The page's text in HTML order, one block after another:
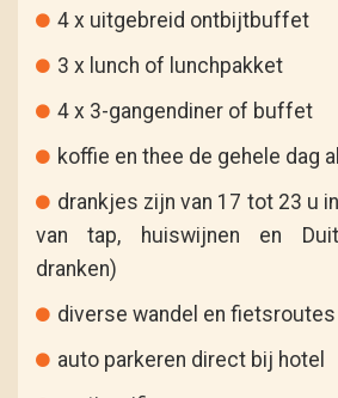
4 x uitgebreid ontbijtbuffet
3 x lunch of lunchpakket
4 x 3-gangendiner of buffet
koffie en thee de gehele dag
drankjes zijn van 17 tot 23 u
van tap, huiswijnen en
dranken)
diverse wandel en fietsroutes
auto parkeren direct bij hotel